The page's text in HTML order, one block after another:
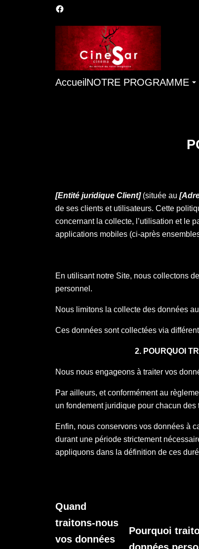
Accueil NOTRE PROGRAMME
[Entité juridique Client](située au
de ses clients et utilisateurs. Cette
concernant la collecte, l’utilisation et le
applications mobiles (ci-après
En utilisant notre Site, nous collectons
personnel.
Nous limitons la collecte des données
Ces données sont collectées via
2. POURQUOI
Nous nous engageons à traiter vos
Par ailleurs, et conformément au
un fondement juridique pour chacun des
Enfin, nous conservons vos données à
durant une période strictement
appliquons dans la définition de ces
Quand
traitons-nous
vos données
Pourquoi